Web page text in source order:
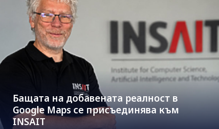
Бащата на добавената реалност в
Google Maps се присъединява към
INSAIT